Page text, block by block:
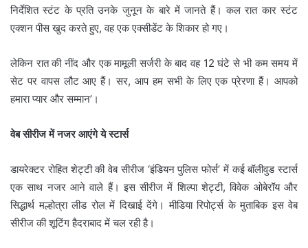
निर्देशित स्टंट के प्रति उनके जुनून के बारे में जानते हैं। कल रात कार स्टंट
एक्शन पीस खुद करते हुए, वह एक एक्सीडेंट के शिकार हो गए।
लेकिन रात की नींद और एक मामूली सर्जरी के बाद वह 12 घंटे से भी कम समय में
सेट पर वापस लौट आए हैं। सर, आप हम सभी के लिए एक प्रेरणा हैं। आपको
हमारा प्यार और सम्मान’।
वेब सीरीज में नजर आएंगे ये स्टार्स
डायरेक्टर रोहित शेट्टी की वेब सीरीज ‘इंडियन पुलिस फोर्स’ में कई बॉलीवुड स्टार्स
एक साथ नजर आने वाले हैं। इस सीरीज में शिल्पा शेट्टी, विवेक ओबेरॉय और
सिद्धार्थ मल्होत्रा लीड रोल में दिखाई देंगे। मीडिया रिपोर्ट्स के मुताबिक इस वेब
सीरीज की शूटिंग हैदराबाद में चल रही है।